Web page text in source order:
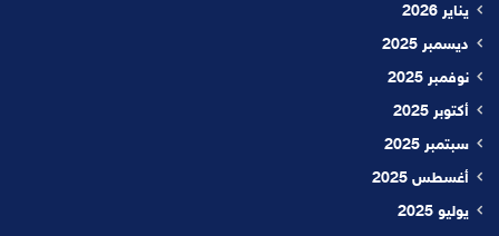
يناير 2026
ديسمبر 2025
نوفمبر 2025
أكتوبر 2025
سبتمبر 2025
أغسطس 2025
يوليو 2025